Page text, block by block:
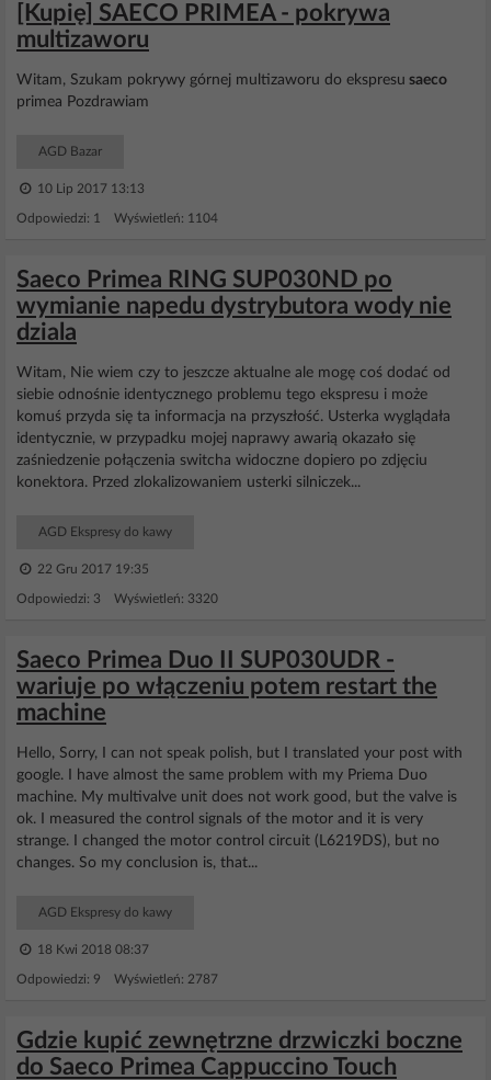
[Kupię] SAECO PRIMEA - pokrywa
multizaworu
Witam, Szukam pokrywy górnej multizaworu do ekspresu saeco
primea Pozdrawiam
AGD Bazar
10 Lip 2017 13:13
Odpowiedzi: 1 Wyświetleń: 1104
Saeco Primea RING SUP030ND po
wymianie napedu dystrybutora wody nie
dziala
Witam, Nie wiem czy to jeszcze aktualne ale mogę coś dodać od
siebie odnośnie identycznego problemu tego ekspresu i może
komuś przyda się ta informacja na przyszłość. Usterka wyglądała
identycznie, w przypadku mojej naprawy awarią okazało się
zaśniedzenie połączenia switcha widoczne dopiero po zdjęciu
konektora. Przed zlokalizowaniem usterki silniczek...
AGD Ekspresy do kawy
22 Gru 2017 19:35
Odpowiedzi: 3 Wyświetleń: 3320
Saeco Primea Duo II SUP030UDR -
wariuje po włączeniu potem restart the
machine
Hello, Sorry, I can not speak polish, but I translated your post with
google. I have almost the same problem with my Priema Duo
machine. My multivalve unit does not work good, but the valve is
ok. I measured the control signals of the motor and it is very
strange. I changed the motor control circuit (L6219DS), but no
changes. So my conclusion is, that...
AGD Ekspresy do kawy
18 Kwi 2018 08:37
Odpowiedzi: 9 Wyświetleń: 2787
Gdzie kupić zewnętrzne drzwiczki boczne
do Saeco Primea Cappuccino Touch